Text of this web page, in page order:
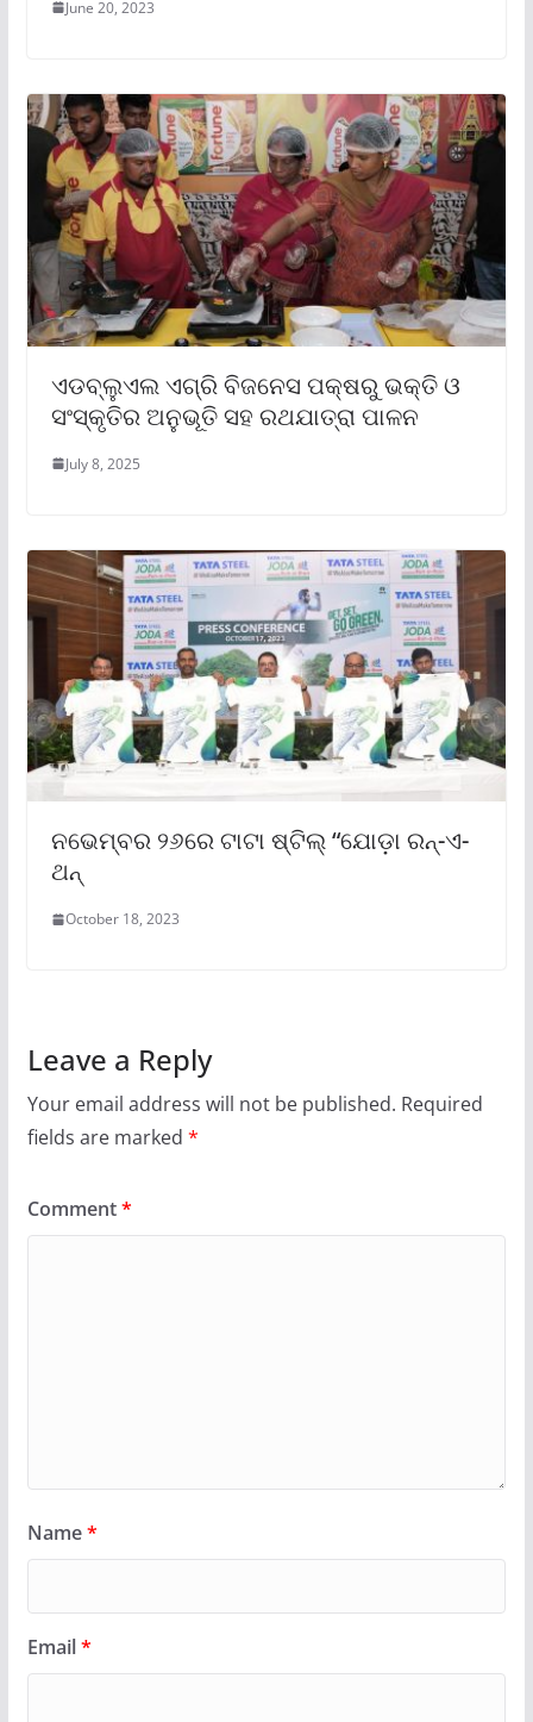
June 20, 2023
ଏଡବ୍ଲୁଏଲ ଏଗ୍ରି ବିଜନେସ ପକ୍ଷରୁ ଭକ୍ତି ଓ
ସଂସ୍କୃତିର ଅନୁଭୂତି ସହ ରଥଯାତ୍ରା ପାଳନ
July 8, 2025
ନଭେମ୍ବର ୨୬ରେ ଟାଟା ଷ୍ଟିଲ୍ “ଯୋଡ଼ା ରନ୍‌-ଏ-
ଥନ୍
October 18, 2023
Leave a Reply
Your email address will not be published. Required
fields are marked *
Comment*
Name*
Email*